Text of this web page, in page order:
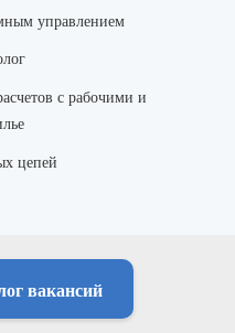
управлением
с рабочими и
цепей
вакансий